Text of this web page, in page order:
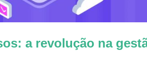
a revolução na